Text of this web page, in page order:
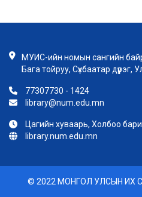
МУИС-ийн номын сангийн
Бага тойруу, Сүхбаатар дүүрэг,
77307730 - 1424
library@num.edu.mn
Цагийн хуваарь, Холбоо
library.num.edu.mn
© 2022 МОНГОЛ УЛСЫН ИХ